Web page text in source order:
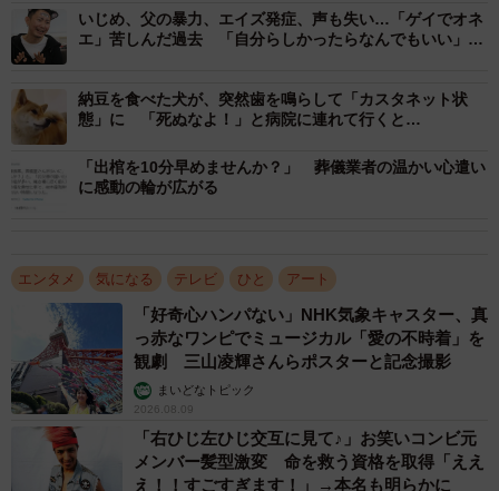
掴んだ朝ドラヒロイン
挫折というマイナスも、今ではプラスに転じてきているよ
うに感じる。「精神的にも肉体的にもとても鍛えられたと
思います。怪我で夢を断念せざるを得ない経験をしたから
こそ、目の前にあることを精一杯やるという考え方になり
がない。まずは目の前にあるやりたいこと、やるべきこと
を全力で頑張る。この思考はあの時の経験が大きく響いて
いると思います」。怪我という岐路が人生観を大きく変化
させた。
目の前にあることにガムシャラに向き合い、臨んだ朝ドラ
オーディション。掴んだヒロインという大役に「もうビッ
いじめ、父の暴力、エイズ発症、声も失い…「ゲイでオネ
エ」苦しんだ過去 「自分らしかったらなんでもいい」境
納豆を食べた犬が、突然歯を鳴らして「カスタネット状
態」に 「死ぬなよ！」と病院に連れて行くと…
「出棺を10分早めませんか？」 葬儀業者の温かい心遣い
に感動の輪が広がる
エンタメ 気になる テレビ ひと アート
「好奇心ハンパない」NHK気象キャスター、真
っ赤なワンピでミュージカル「愛の不時着」を
観劇 三山凌輝さんらポスターと記念撮影
まいどなトピック
2026.08.09
「右ひじ左ひじ交互に見て♪」お笑いコンビ元
メンバー髪型激変 命を救う資格を取得「ええ
え！！すごすぎます！」→本名も明らかに